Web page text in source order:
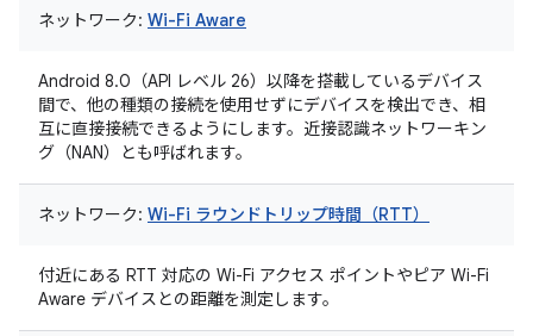
ネットワーク: Wi-Fi Aware
Android 8.0（API レベル 26）以降を搭載しているデバイス
間で、他の種類の接続を使用せずにデバイスを検出でき、相
互に直接接続できるようにします。近接認識ネットワーキン
グ（NAN）とも呼ばれます。
ネットワーク: Wi-Fi ラウンドトリップ時間（RTT）
付近にある RTT 対応の Wi-Fi アクセス ポイントやピア Wi-Fi
Aware デバイスとの距離を測定します。